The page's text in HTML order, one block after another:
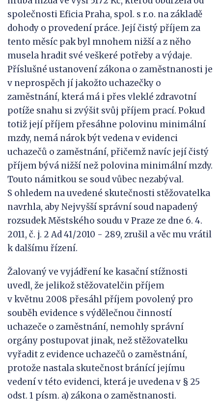
společnosti Eficia Praha, spol. s r.o. na základě
dohody o provedení práce. Její čistý příjem za
tento měsíc pak byl mnohem nižší a z něho
musela hradit své veškeré potřeby a výdaje.
Příslušné ustanovení zákona o zaměstnanosti je
v neprospěch jí jakožto uchazečky o
zaměstnání, která má i přes vleklé zdravotní
potíže snahu si zvýšit svůj příjem prací. Pokud
totiž její příjem přesáhne polovinu minimální
mzdy, nemá nárok být vedena v evidenci
uchazečů o zaměstnání, přičemž navíc její čistý
příjem bývá nižší než polovina minimální mzdy.
Touto námitkou se soud vůbec nezabýval.
S ohledem na uvedené skutečnosti stěžovatelka
navrhla, aby Nejvyšší správní soud napadený
rozsudek Městského soudu v Praze ze dne 6. 4.
2011, č. j. 2 Ad 41/2010 - 289, zrušil a věc mu vrátil
k dalšímu řízení.
Žalovaný ve vyjádření ke kasační stížnosti
uvedl, že jelikož stěžovatelčin příjem
v květnu 2008 přesáhl příjem povolený pro
souběh evidence s výdělečnou činností
uchazeče o zaměstnání, nemohly správní
orgány postupovat jinak, než stěžovatelku
vyřadit z evidence uchazečů o zaměstnání,
protože nastala skutečnost bránící jejímu
vedení v této evidenci, která je uvedena v § 25
odst. 1 písm. a) zákona o zaměstnanosti.